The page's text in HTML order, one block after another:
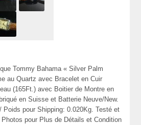
Tommy Bahama « Silver Palm
au Quartz avec Bracelet en Cuir
(165Ft.) avec Boitier de Montre en
en Suisse et Batterie Neuve/New.
Poids pour Shipping: 0.020Kg. Testé et
pour Plus de Détails et Condition